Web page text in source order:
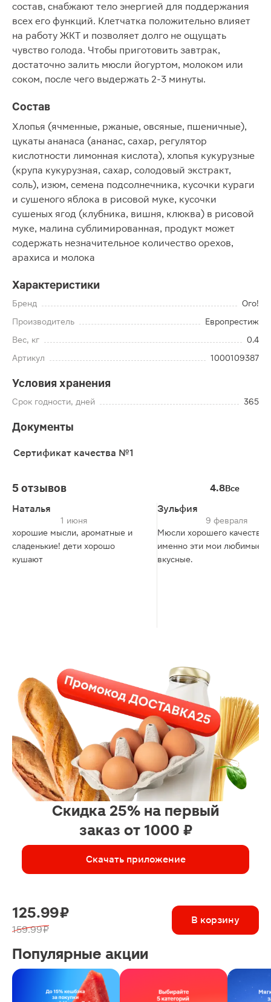
состав, снабжают тело энергией для поддержания
всех его функций. Клетчатка положительно влияет
на работу ЖКТ и позволяет долго не ощущать
чувство голода. Чтобы приготовить завтрак,
достаточно залить мюсли йогуртом, молоком или
соком, после чего выдержать 2-3 минуты.
Состав
Хлопья (ячменные, ржаные, овсяные, пшеничные),
цукаты ананаса (ананас, сахар, регулятор
кислотности лимонная кислота), хлопья кукурузные
(крупа кукурузная, сахар, солодовый экстракт,
соль), изюм, семена подсолнечника, кусочки кураги
и сушеного яблока в рисовой муке, кусочки
сушеных ягод (клубника, вишня, клюква) в рисовой
муке, малина сублимированная, продукт может
содержать незначительное количество орехов,
арахиса и молока
Характеристики
Бренд
Ого!
Производитель
Европрестиж
Вес, кг
0.4
Артикул
1000109387
Условия хранения
Срок годности, дней 365
Документы
Сертификат качества №1
5 отзывов 4.8Все
Наталья
1 июня
хорошие мысли, ароматные и
сладенькие! дети хорошо
кушают
Зульфия
9 февраля
Мюсли хорошего качества,
именно эти мои любимые,
вкусные.
Скидка 25% на первый
заказ от 1000 ₽
Скачать приложение
125.99 ₽
159.99 ₽
В корзину
Популярные акции